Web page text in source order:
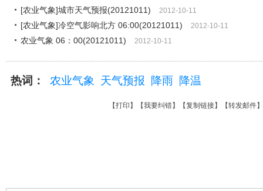
[农业气象]城市天气预报(20121011) 2012-10-11
[农业气象]冷空气影响北方 06:00(20121011) 2012-10-11
农业气象 06：00(20121011) 2012-10-11
热词： 农业气象 天气预报 降雨 降温
【打印 】【我要纠错】【复制链接】【转发邮件